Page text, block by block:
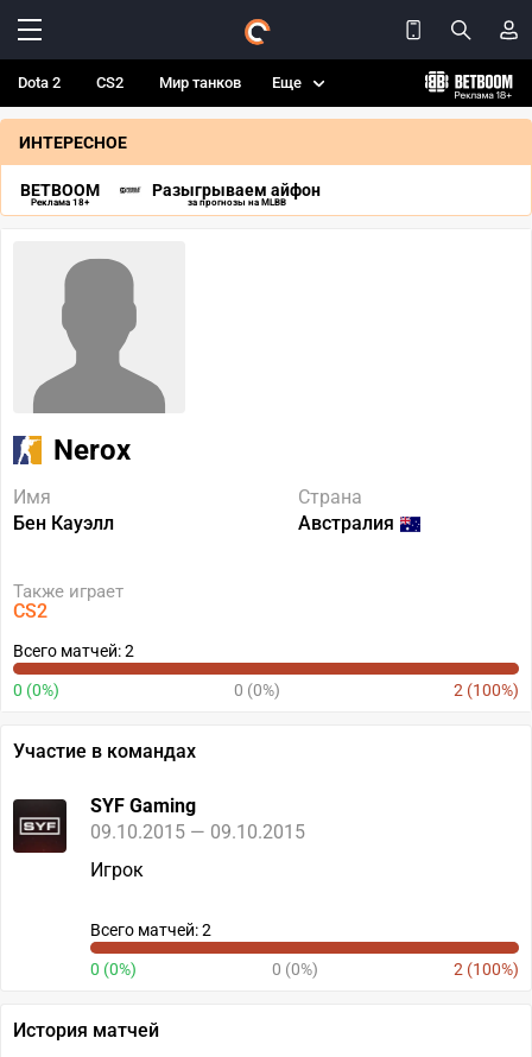
Dota 2 CS2 Мир танков Еще
ИНТЕРЕСНОЕ
BETBOOM
Реклама 18+
Разыгрываем айфон
за прогнозы на MLBB
Nerox
Имя
Бен Кауэлл
Страна
Австралия
Также играет
CS2
Всего матчей: 2
0 (0%) 0 (0%) 2 (100%)
Участие в командах
SYF Gaming
09.10.2015 — 09.10.2015
Игрок
Всего матчей: 2
0 (0%) 0 (0%) 2 (100%)
История матчей